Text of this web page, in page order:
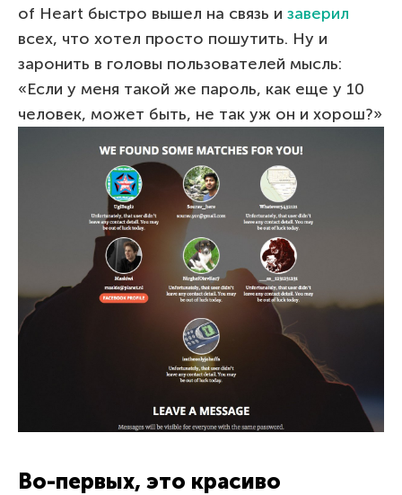
of Heart быстро вышел на связь и заверил
всех, что хотел просто пошутить. Ну и
заронить в головы пользователей мысль:
«Если у меня такой же пароль, как еще у 10
человек, может быть, не так уж он и хорош?»
Во-первых, это красиво